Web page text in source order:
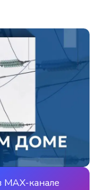
MAX-канале